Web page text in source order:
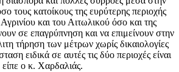
τους κατοίκους της ευρύτερης περιοχής
και του Αιτωλικού όσο και της
σε επαγρύπνηση και να επιμείνουν στην
τήρηση των μέτρων χωρίς δικαιολογίες
ειδικά σε αυτές τις δύο περιοχές είναι
είπε ο κ. Χαρδαλιάς.